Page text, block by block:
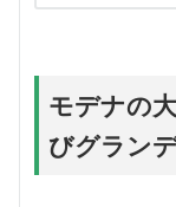
モデナの
びグラン